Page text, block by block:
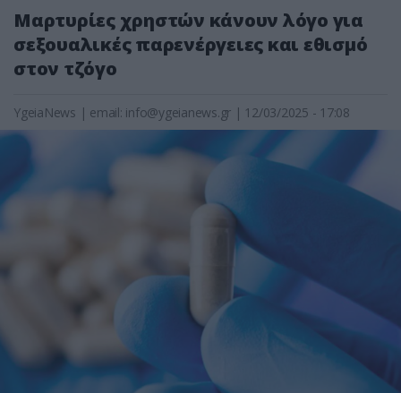
Μαρτυρίες χρηστών κάνουν λόγο για
σεξουαλικές παρενέργειες και εθισμό
στον τζόγο
YgeiaNews | email: info@ygeianews.gr | 12/03/2025 - 17:08